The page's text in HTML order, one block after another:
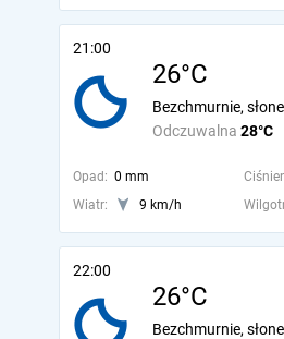
21:00
26°C
Odczuwalna 28°C
Bezchmurnie,
Opad: 0 mm
Wiatr:
9 km/h
22:00
26°C
Bezchmurnie,